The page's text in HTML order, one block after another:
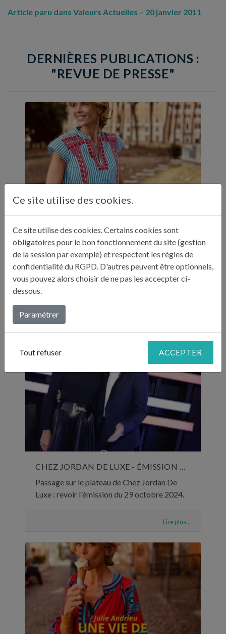
Article paru dans Valeurs Actuelles – 20 janvier 2011
DERNIÈRES PUBLICATIONS :
"REVUE DE PRESSE"
"Sur ses réseaux, Julie Andrieu nous emmène
en Italie pendant cinq semaines à la
découverte de différentes villes. Entre
adresses culturelles, musées, ...
CHEZ JORDAN DE LUXE - ÉMISSION DU 29 OCTOBRE 2024
Passage sur le plateau de Chez Jordan De
Luxe : revoir l'émission du 29 octobre 2024.
Lire plus...
Ce site utilise des cookies.
Ce site utilise des cookies. Certains cookies sont
obligatoires pour le bon fonctionnement du site (gestion
de la session par exemple) et respectent les règles de
confidentialité du RGPD. D'autres peuvent être optionnels,
vous pouvez alors choisir de ne pas les accecpter ci-
dessous.
Paramétrer
Tout refuser ACCEPTER